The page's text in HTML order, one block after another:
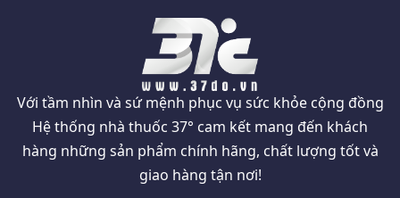
Với tầm nhìn và sứ mệnh phục vụ sức khỏe cộng đồng
Hệ thống nhà thuốc 37° cam kết mang đến khách
hàng những sản phẩm chính hãng, chất lượng tốt và
giao hàng tận nơi!